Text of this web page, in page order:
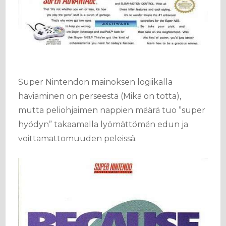
Super Nintendon mainoksen logiikalla
häviäminen on perseestä (Mikä on totta),
mutta peliohjaimen nappien määrä tuo ”super
hyödyn” takaamalla lyömättömän edun ja
voittamattomuuden peleissä.